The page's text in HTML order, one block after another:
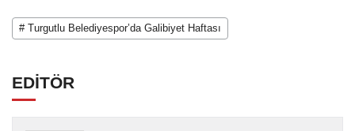
# Turgutlu Belediyespor’da Galibiyet Haftası
EDİTÖR